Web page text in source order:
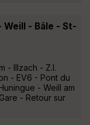
Weill - Bâle - St-
- Illzach - Z.I.
- EV6 - Pont du
- Weill am
- Retour sur